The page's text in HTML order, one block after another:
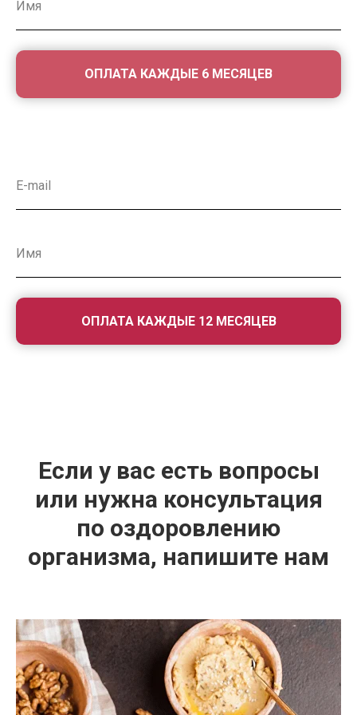
ОПЛАТА КАЖДЫЕ 6 МЕСЯЦЕВ​
ОПЛАТА КАЖДЫЕ 12 МЕСЯЦЕВ
Если у вас есть вопросы
или нужна консультация
по оздоровлению
организма, напишите нам